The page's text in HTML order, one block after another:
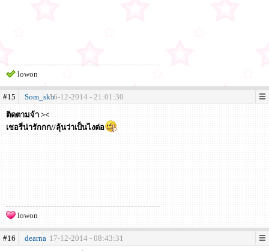
lowon
#15 Som_skb16-12-2014 - 21:01:30
ติดตามจ้า ><
เชอรี่น่ารักกก//ลุ้นว่าเป็นไงต่อ
lowon
#16 dearna 17-12-2014 - 08:43:31